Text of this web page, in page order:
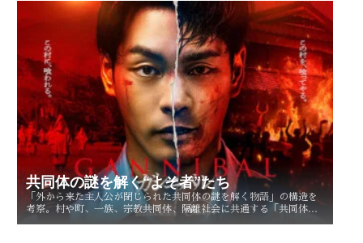
共同体の謎を解く“よそ者”たち
「外から来た主人公が閉じられた共同体の謎を解く物語」の構造を
考察。村や町、一族、宗教共同体、隔離社会に共通する「共同体の